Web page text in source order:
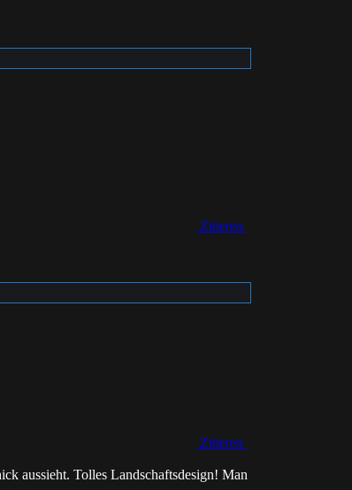
Zitieren
Zitieren
aussieht. Tolles Landschaftsdesign! Man